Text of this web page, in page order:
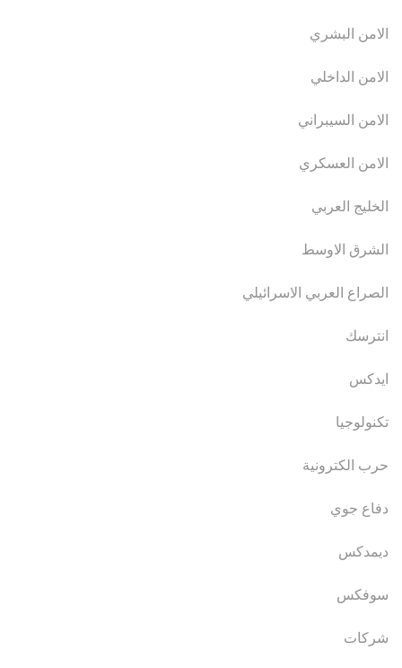
الامن البشري
الامن الداخلي
الامن السيبراني
الامن العسكري
الخليج العربي
الشرق الاوسط
الصراع العربي الاسرائيلي
انترسك
ايدكس
تكنولوجيا
حرب الكترونية
دفاع جوي
ديمدكس
سوفكس
شركات